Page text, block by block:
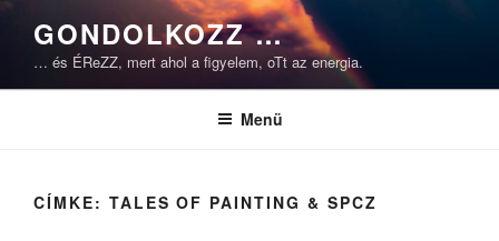
Tartalomhoz
GONDOLKOZZ …
… és ÉReZZ, mert ahol a figyelem, oTt az energia.
Menü
CÍMKE: TALES OF PAINTING & SPCZ